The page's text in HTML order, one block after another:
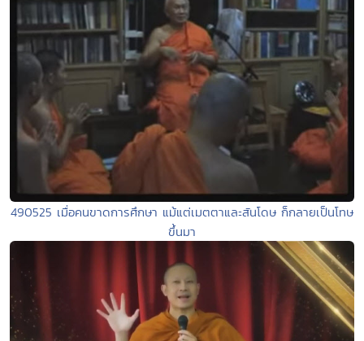
490525 เมื่อคนขาดการศึกษา แม้แต่เมตตาและสันโดษ ก็กลายเป็นโทษ
ขึ้นมา